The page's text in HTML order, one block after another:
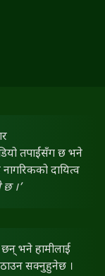
तपाईंसँग छ भने
दायित्व
छ ।’
भने हामीलाई
सक्नुहुनेछ ।